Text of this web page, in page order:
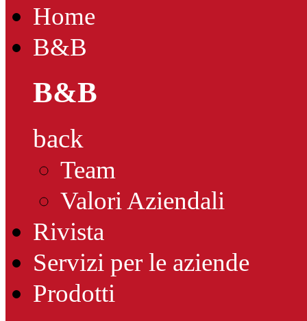
Home
B&B
B&B
back
Team
Valori Aziendali
Rivista
Servizi per le aziende
Prodotti